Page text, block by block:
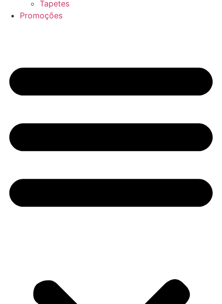
Tapetes
Promoções